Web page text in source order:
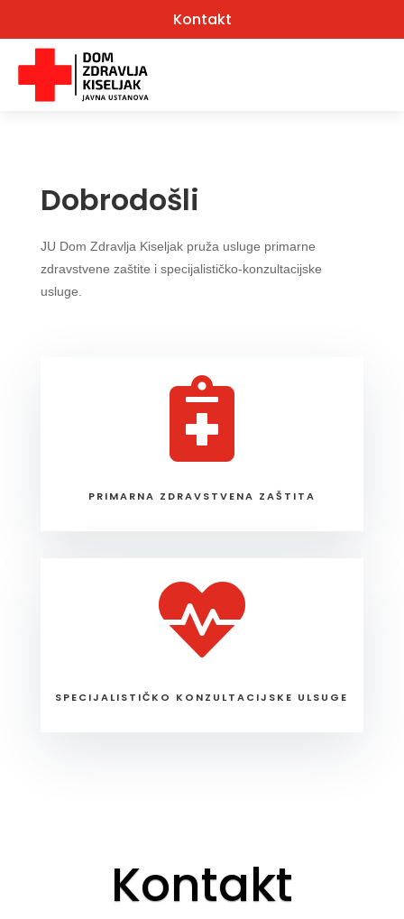
Kontakt
Dobrodošli
JU Dom Zdravlja Kiseljak pruža usluge primarne
zdravstvene zaštite i specijalističko-konzultacijske
usluge.

PRIMARNA ZDRAVSTVENA ZAŠTITA

SPECIJALISTIČKO KONZULTACIJSKE ULSUGE
Kontakt